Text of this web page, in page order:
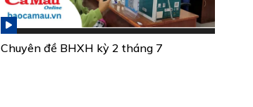
Chuyên đề BHXH kỳ 2 tháng 7